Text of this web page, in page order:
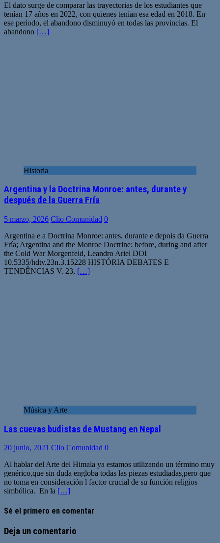
El dato surge de comparar las trayectorias de los estudiantes que
tenían 17 años en 2022, con quienes tenían esa edad en 2018. En
ese período, el abandono disminuyó en todas las provincias. El
abandono […]
Historia
Argentina y la Doctrina Monroe: antes, durante y
después de la Guerra Fría
5 marzo, 2026 Clio Comunidad 0
Argentina e a Doctrina Monroe: antes, durante e depois da Guerra
Fría; Argentina and the Monroe Doctrine: before, during and after
the Cold War Morgenfeld, Leandro Ariel DOI
10.5335/hdtv.23n.3.15228 HISTÓRIA DEBATES E
TENDÊNCIAS V. 23, […]
Música y Arte
Las cuevas budistas de Mustang en Nepal
20 junio, 2021 Clio Comunidad 0
Al hablar del Arte del Himala ya estamos utilizando un término muy
genérico,que sin duda engloba todas las piezas estudiadas,pero que
no toma en consideración l factor crucial de su función religios
simbólica. En la […]
Sé el primero en comentar
Deja un comentario